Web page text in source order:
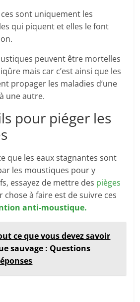
sont uniquement les
qui piquent et elles le font
peuvent être mortelles
mais car c’est ainsi que les
propager les maladies d’une
une autre.
pour piéger les
que les eaux stagnantes sont
les moustiques pour y
essayez de mettre des pièges
chose à faire est de suivre ces
anti-moustique.
ce que vous devez savoir
sauvage : Questions